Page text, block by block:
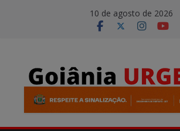
10 de agosto de 2026
modal-check